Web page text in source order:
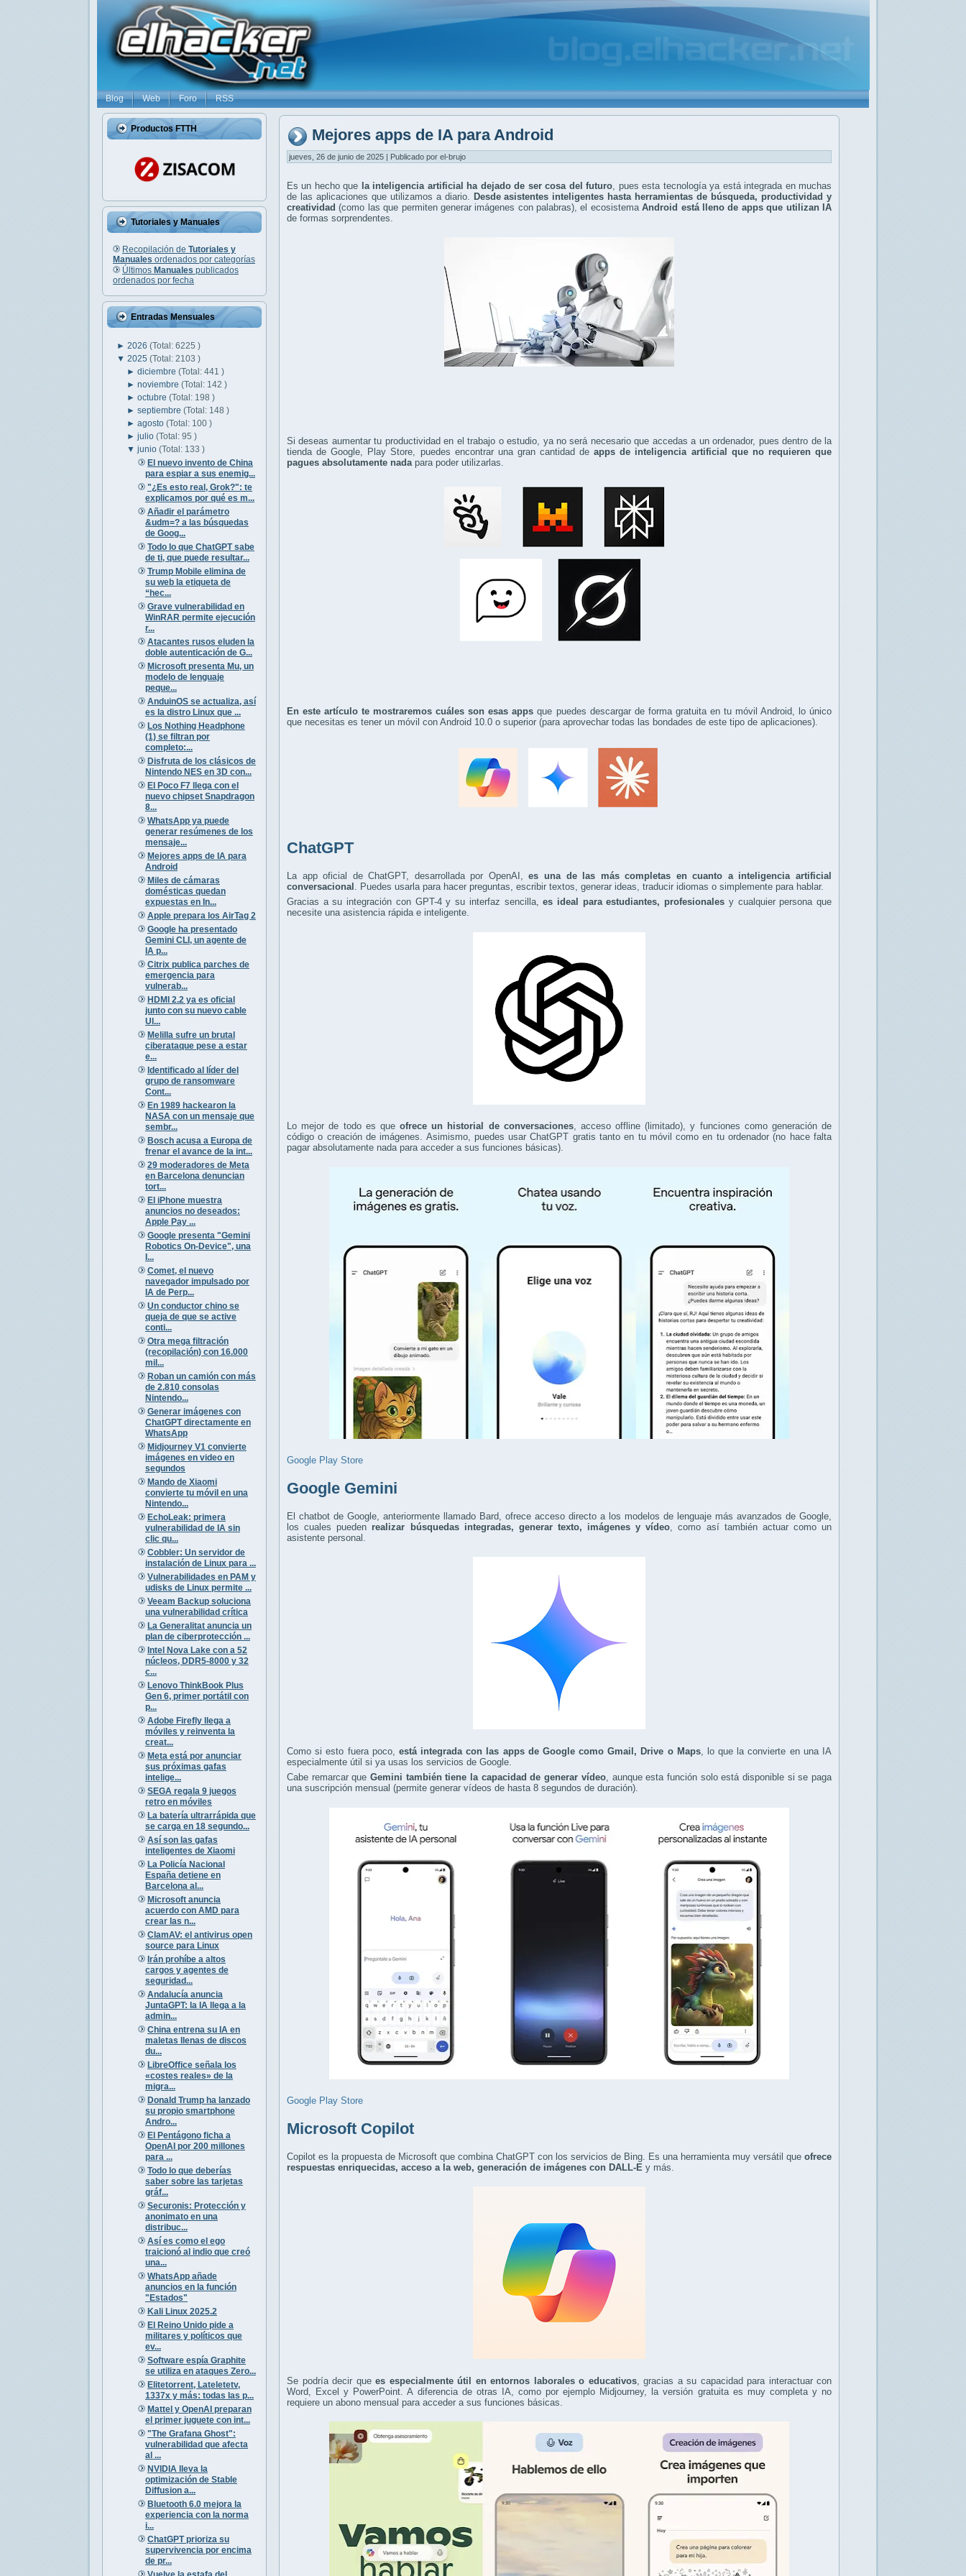
Blog Web Foro RSS
Productos FTTH
Tutoriales y Manuales
Recopilación de Tutoriales y
Manuales ordenados por categorías
Últimos Manuales publicados
ordenados por fecha
Entradas Mensuales
► 2026 (Total: 6225 )
▼ 2025 (Total: 2103 )
►diciembre(Total: 441 )
►noviembre(Total: 142 )
►octubre(Total: 198 )
►septiembre(Total: 148 )
►agosto(Total: 100 )
►julio(Total: 95 )
▼junio(Total: 133 )
El nuevo invento de China
para espiar a sus enemig...
"¿Es esto real, Grok?": te
explicamos por qué es m...
Añadir el parámetro
&udm=? a las búsquedas
de Goog...
Todo lo que ChatGPT sabe
de ti, que puede resultar...
Trump Mobile elimina de
su web la etiqueta de
“hec...
Grave vulnerabilidad en
WinRAR permite ejecución
r...
Atacantes rusos eluden la
doble autenticación de G...
Microsoft presenta Mu, un
modelo de lenguaje
peque...
AnduinOS se actualiza, así
es la distro Linux que ...
Los Nothing Headphone
(1) se filtran por
completo:...
Disfruta de los clásicos de
Nintendo NES en 3D con...
El Poco F7 llega con el
nuevo chipset Snapdragon
8...
WhatsApp ya puede
generar resúmenes de los
mensaje...
Mejores apps de IA para
Android
Miles de cámaras
domésticas quedan
expuestas en In...
Apple prepara los AirTag 2
Google ha presentado
Gemini CLI, un agente de
IA p...
Citrix publica parches de
emergencia para
vulnerab...
HDMI 2.2 ya es oficial
junto con su nuevo cable
Ul...
Melilla sufre un brutal
ciberataque pese a estar
e...
Identificado al líder del
grupo de ransomware
Cont...
En 1989 hackearon la
NASA con un mensaje que
sembr...
Bosch acusa a Europa de
frenar el avance de la int...
29 moderadores de Meta
en Barcelona denuncian
tort...
El iPhone muestra
anuncios no deseados:
Apple Pay ...
Google presenta "Gemini
Robotics On-Device", una
I...
Comet, el nuevo
navegador impulsado por
IA de Perp...
Un conductor chino se
queja de que se active
conti...
Otra mega filtración
(recopilación) con 16.000
mil...
Roban un camión con más
de 2.810 consolas
Nintendo...
Generar imágenes con
ChatGPT directamente en
WhatsApp
Midjourney V1 convierte
imágenes en video en
segundos
Mando de Xiaomi
convierte tu móvil en una
Nintendo...
EchoLeak: primera
vulnerabilidad de IA sin
clic qu...
Cobbler: Un servidor de
instalación de Linux para ...
Vulnerabilidades en PAM y
udisks de Linux permite ...
Veeam Backup soluciona
una vulnerabilidad crítica
La Generalitat anuncia un
plan de ciberprotección ...
Intel Nova Lake con a 52
núcleos, DDR5-8000 y 32
c...
Lenovo ThinkBook Plus
Gen 6, primer portátil con
p...
Adobe Firefly llega a
móviles y reinventa la
creat...
Meta está por anunciar
sus próximas gafas
intelige...
SEGA regala 9 juegos
retro en móviles
La batería ultrarrápida que
se carga en 18 segundo...
Así son las gafas
inteligentes de Xiaomi
La Policía Nacional
España detiene en
Barcelona al...
Microsoft anuncia
acuerdo con AMD para
crear las n...
ClamAV: el antivirus open
source para Linux
Irán prohíbe a altos
cargos y agentes de
seguridad...
Andalucía anuncia
JuntaGPT: la IA llega a la
admin...
China entrena su IA en
maletas llenas de discos
du...
LibreOffice señala los
«costes reales» de la
migra...
Donald Trump ha lanzado
su propio smartphone
Andro...
El Pentágono ficha a
OpenAI por 200 millones
para ...
Todo lo que deberías
saber sobre las tarjetas
gráf...
Securonis: Protección y
anonimato en una
distribuc...
Así es como el ego
traicionó al indio que creó
una...
WhatsApp añade
anuncios en la función
"Estados"
Kali Linux 2025.2
El Reino Unido pide a
militares y políticos que
ev...
Software espía Graphite
se utiliza en ataques Zero...
Elitetorrent, Lateletetv,
1337x y más: todas las p...
Mattel y OpenAI preparan
el primer juguete con int...
"The Grafana Ghost":
vulnerabilidad que afecta
al ...
NVIDIA lleva la
optimización de Stable
Diffusion a...
Bluetooth 6.0 mejora la
experiencia con la norma
i...
ChatGPT prioriza su
supervivencia por encima
de pr...
Mejores apps de IA para Android
jueves, 26 de junio de 2025 | Publicado por el-brujo
Es un hecho que la inteligencia artificial ha dejado de ser cosa del futuro , pues esta tecnología ya está integrada en muchas
de las aplicaciones que utilizamos a diario.
Desde asistentes inteligentes hasta herramientas de búsqueda, productividad y
creatividad (como las que permiten generar imágenes con palabras), el ecosistemaAndroid está lleno de apps que utilizan IA
de formas sorprendentes.
Si deseas aumentar tu productividad en el trabajo o estudio, ya no será necesario que accedas a un ordenador, pues dentro de la
tienda de Google, Play Store, puedes encontrar una gran cantidad deapps de inteligencia artificial que no requieren que
pagues absolutamente nada para poder utilizarlas.
En este artículo te mostraremos cuáles son esas apps que puedes descargar de forma gratuita en tu móvil Android, lo único
que necesitas es tener un móvil con Android 10.0 o superior (para aprovechar todas las bondades de este tipo de aplicaciones).
ChatGPT
La app oficial de ChatGPT, desarrollada por OpenAI,es una de las más completas en cuanto a inteligencia artificial
conversacional
. Puedes usarla para hacer preguntas, escribir textos, generar ideas, traducir idiomas o simplemente para hablar.
Gracias a su integración con GPT-4 y su interfaz sencilla,es ideal para estudiantes, profesionales y cualquier persona que
necesite una asistencia rápida e inteligente.
Lo mejor de todo es que ofrece un historial de conversaciones, acceso offline (limitado), y funciones como generación de
código o creación de imágenes. Asimismo, puedes usar ChatGPT gratis tanto en tu móvil como en tu ordenador (no hace falta
pagar absolutamente nada para acceder a sus funciones básicas).
Google Play Store
Google Gemini
El chatbot de Google, anteriormente llamado Bard, ofrece acceso directo a los modelos de lenguaje más avanzados de Google,
los cuales pueden realizar búsquedas integradas, generar texto, imágenes y vídeo , como así también actuar como un
asistente personal.
Como si esto fuera poco, está integrada con las apps de Google como Gmail, Drive o Maps, lo que la convierte en una IA
especialmente útil si ya usas los servicios de Google.
Cabe remarcar queGemini también tiene la capacidad de generar vídeo, aunque esta función solo está disponible si se paga
una suscripción mensual (permite generar vídeos de hasta 8 segundos de duración).
Google Play Store
Microsoft Copilot
Copilot es la propuesta de Microsoft que combina ChatGPT con los servicios de Bing. Es una herramienta muy versátil que ofrece
respuestas enriquecidas, acceso a la web, generación de imágenes con DALL-E y más.
Se podría decir que es especialmente útil en entornos laborales o educativos, gracias a su capacidad para interactuar con
Word, Excel y PowerPoint. A diferencia de otras IA, como por ejemplo Midjourney, la versión gratuita es muy completa y no
requiere un abono mensual para acceder a sus funciones básicas.